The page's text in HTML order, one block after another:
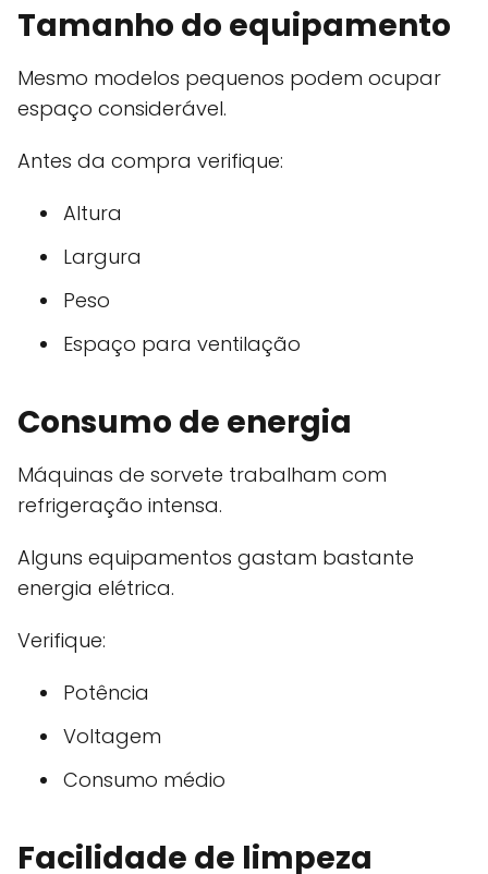
Tamanho do equipamento
Mesmo modelos pequenos podem ocupar
espaço considerável.
Antes da compra verifique:
Altura
Largura
Peso
Espaço para ventilação
Consumo de energia
Máquinas de sorvete trabalham com
refrigeração intensa.
Alguns equipamentos gastam bastante
energia elétrica.
Verifique:
Potência
Voltagem
Consumo médio
Facilidade de limpeza